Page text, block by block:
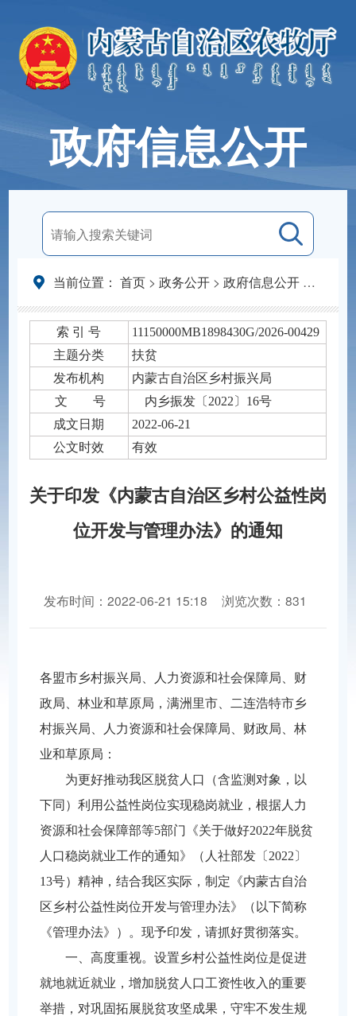
政府信息公开
当前位置： 首页> 政务公开> 政府信息公开> 法定主
索 引 号
11150000MB1898430G/2026-00429
主题分类
扶贫
发布机构
内蒙古自治区乡村振兴局
文 号
内乡振发〔2022〕16号
成文日期
2022-06-21
公文时效
有效
关于印发《内蒙古自治区乡村公益性岗
位开发与管理办法》的通知
发布时间：2022-06-21 15:18 浏览次数：831
各盟市乡村振兴局、人力资源和社会保障局、财
政局、林业和草原局，满洲里市、二连浩特市乡
村振兴局、人力资源和社会保障局、财政局、林
业和草原局：
为更好推动我区脱贫人口（含监测对象，以
下同）利用公益性岗位实现稳岗就业，根据人力
资源和社会保障部等5部门《关于做好2022年脱贫
人口稳岗就业工作的通知》（人社部发〔2022〕
13号）精神，结合我区实际，制定《内蒙古自治
区乡村公益性岗位开发与管理办法》（以下简称
《管理办法》）。现予印发，请抓好贯彻落实。
一、高度重视。设置乡村公益性岗位是促进
就地就近就业，增加脱贫人口工资性收入的重要
举措，对巩固拓展脱贫攻坚成果，守牢不发生规